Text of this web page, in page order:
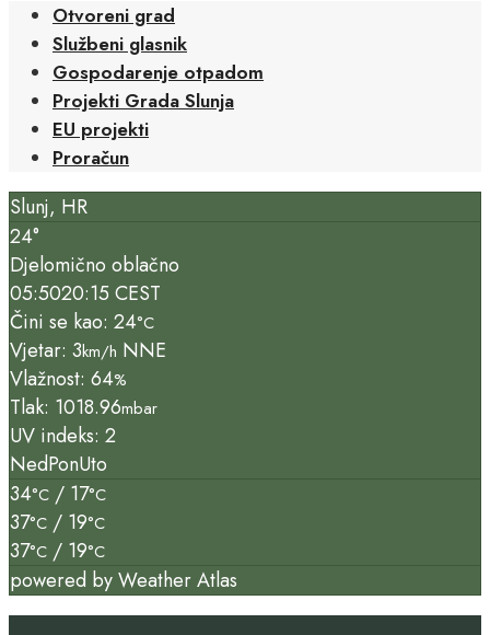
Otvoreni grad
Službeni glasnik
Gospodarenje otpadom
Projekti Grada Slunja
EU projekti
Proračun
Slunj, HR
24°
Djelomično oblačno
05:5020:15 CEST
Čini se kao: 24°C
Vjetar: 3km/h NNE
Vlažnost: 64%
Tlak: 1018.96mbar
UV indeks: 2
NedPonUto
34°C / 17°C
37°C / 19°C
37°C / 19°C
powered byWeather Atlas